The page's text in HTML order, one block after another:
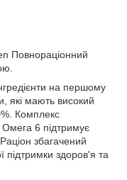
Повнораціонний
на першому
які мають високий
Комплекс
6 підтримує
збагачений
здоров'я та